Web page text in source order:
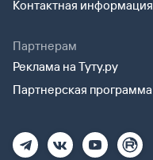
Контактная информация
Партнерам
Реклама на Туту.ру
Партнерская программа